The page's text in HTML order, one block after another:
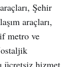
Şehir
araçları,
metro ve
ücretsiz hizmet